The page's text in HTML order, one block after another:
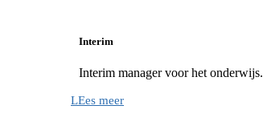
Interim
Interim manager voor het onderwijs.
LEes meer